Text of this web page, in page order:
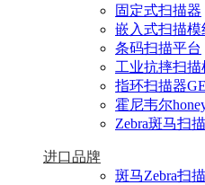
固定式扫描器
嵌入式扫描模
条码扫描平台
工业抗摔扫描
指环扫描器
霍尼韦尔
Zebra斑马扫
进口品牌
斑马Zebra扫